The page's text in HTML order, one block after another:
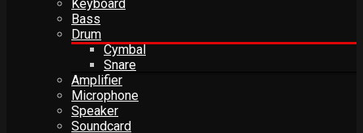
Keyboard
Bass
Drum
Cymbal
Snare
Amplifier
Microphone
Speaker
Soundcard